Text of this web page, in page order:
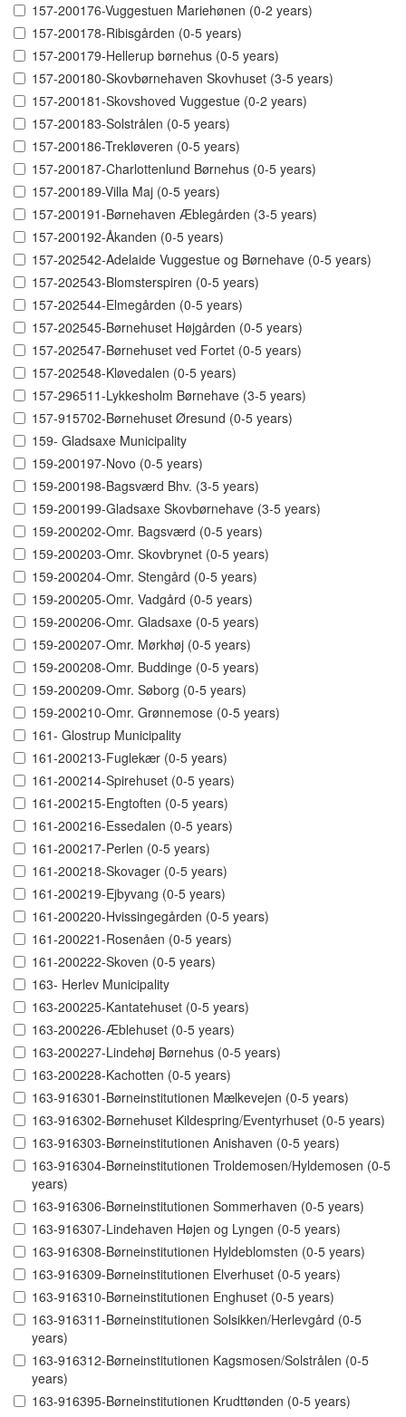
157-200176-Vuggestuen Mariehønen (0-2 years)
157-200178-Ribisgården (0-5 years)
157-200179-Hellerup børnehus (0-5 years)
157-200180-Skovbørnehaven Skovhuset (3-5 years)
157-200181-Skovshoved Vuggestue (0-2 years)
157-200183-Solstrålen (0-5 years)
157-200186-Trekløveren (0-5 years)
157-200187-Charlottenlund Børnehus (0-5 years)
157-200189-Villa Maj (0-5 years)
157-200191-Børnehaven Æblegården (3-5 years)
157-200192-Åkanden (0-5 years)
157-202542-Adelaide Vuggestue og Børnehave (0-5 years)
157-202543-Blomsterspiren (0-5 years)
157-202544-Elmegården (0-5 years)
157-202545-Børnehuset Højgården (0-5 years)
157-202547-Børnehuset ved Fortet (0-5 years)
157-202548-Kløvedalen (0-5 years)
157-296511-Lykkesholm Børnehave (3-5 years)
157-915702-Børnehuset Øresund (0-5 years)
159- Gladsaxe Municipality
159-200197-Novo (0-5 years)
159-200198-Bagsværd Bhv. (3-5 years)
159-200199-Gladsaxe Skovbørnehave (3-5 years)
159-200202-Omr. Bagsværd (0-5 years)
159-200203-Omr. Skovbrynet (0-5 years)
159-200204-Omr. Stengård (0-5 years)
159-200205-Omr. Vadgård (0-5 years)
159-200206-Omr. Gladsaxe (0-5 years)
159-200207-Omr. Mørkhøj (0-5 years)
159-200208-Omr. Buddinge (0-5 years)
159-200209-Omr. Søborg (0-5 years)
159-200210-Omr. Grønnemose (0-5 years)
161- Glostrup Municipality
161-200213-Fuglekær (0-5 years)
161-200214-Spirehuset (0-5 years)
161-200215-Engtoften (0-5 years)
161-200216-Essedalen (0-5 years)
161-200217-Perlen (0-5 years)
161-200218-Skovager (0-5 years)
161-200219-Ejbyvang (0-5 years)
161-200220-Hvissingegården (0-5 years)
161-200221-Rosenåen (0-5 years)
161-200222-Skoven (0-5 years)
163- Herlev Municipality
163-200225-Kantatehuset (0-5 years)
163-200226-Æblehuset (0-5 years)
163-200227-Lindehøj Børnehus (0-5 years)
163-200228-Kachotten (0-5 years)
163-916301-Børneinstitutionen Mælkevejen (0-5 years)
163-916302-Børnehuset Kildespring/Eventyrhuset (0-5 years)
163-916303-Børneinstitutionen Anishaven (0-5 years)
163-916304-Børneinstitutionen Troldemosen/Hyldemosen (0-5
years)
163-916306-Børneinstitutionen Sommerhaven (0-5 years)
163-916307-Lindehaven Højen og Lyngen (0-5 years)
163-916308-Børneinstitutionen Hyldeblomsten (0-5 years)
163-916309-Børneinstitutionen Elverhuset (0-5 years)
163-916310-Børneinstitutionen Enghuset (0-5 years)
163-916311-Børneinstitutionen Solsikken/Herlevgård (0-5
years)
163-916312-Børneinstitutionen Kagsmosen/Solstrålen (0-5
years)
163-916395-Børneinstitutionen Krudttønden (0-5 years)